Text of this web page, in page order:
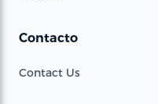
Contacto
Contact Us